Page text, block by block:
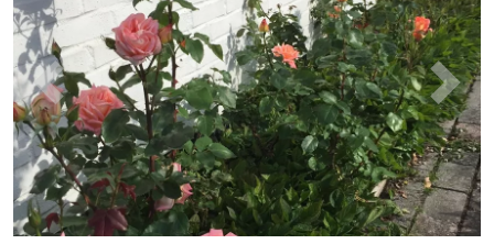
Previous Next